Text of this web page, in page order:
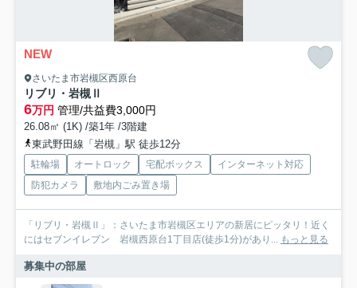
NEW
さいたま市岩槻区西原台
リブリ・岩槻Ⅱ
6万円 管理/共益費3,000円
26.08㎡ (1K) /築1年 /3階建
東武野田線「岩槻」駅 徒歩12分
駐輪場 オートロック 宅配ボックス
インターネット対応
防犯カメラ
敷地内ごみ置き場
「リブリ・岩槻Ⅱ」：さいたま市岩槻区エリアの新居にピッタリ！近く
にはセブンイレブン 岩槻西原台1丁目店(徒歩1分)があり... もっと見る
募集中の部屋